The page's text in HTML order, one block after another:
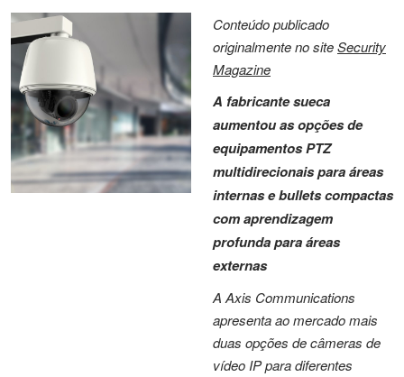
Conteúdo publicado
originalmente no siteSecurity
Magazine
A fabricante sueca
aumentou as opções de
equipamentos PTZ
multidirecionais para áreas
internas e bullets compactas
com aprendizagem
profunda para áreas
externas
A Axis Communications
apresenta ao mercado mais
duas opções de câmeras de
vídeo IP para diferentes